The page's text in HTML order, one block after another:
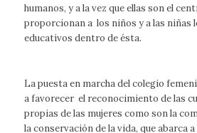
humanos, y a la vez que ellas son el
proporcionan a los niños y a las niñas
educativos dentro de ésta.
La puesta en marcha del colegio
a favorecer el reconocimiento de las
propias de las mujeres como son la
la conservación de la vida, que abarca